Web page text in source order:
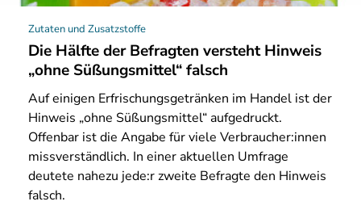
Zutaten und Zusatzstoffe
Die Hälfte der Befragten versteht Hinweis
„ohne Süßungsmittel“ falsch
Aufeinigen Erfrischungsgetränken im Handel ist der
Hinweis „ohne Süßungsmittel“ aufgedruckt.
Offenbar ist die Angabe für viele Verbraucher:innen
missverständlich. In einer aktuellen Umfrage
deutete nahezu jede:r zweite Befragte den Hinweis
falsch.